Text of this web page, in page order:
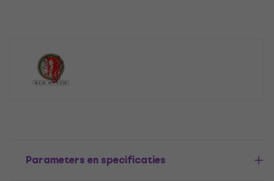
Parameters en specificaties